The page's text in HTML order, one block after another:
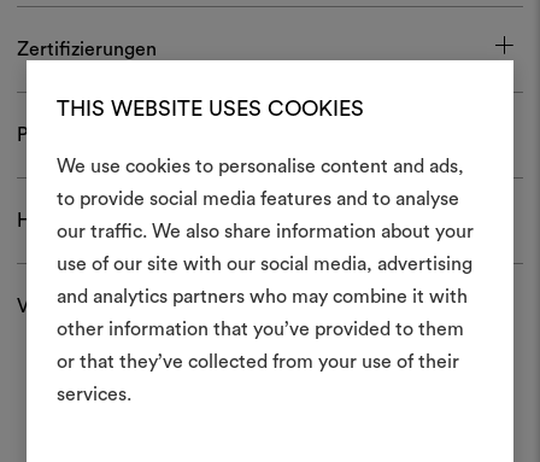
THIS WEBSITE USES COOKIES
We use cookies to personalise content and ads,
to provide social media features and to analyse
our traffic. We also share information about your
use of our site with our social media, advertising
and analytics partners who may combine it with
other information that you’ve provided to them
or that they’ve collected from your use of their
services.
Zertifizierungen
Pflege und Gebrauch
Herunterladen
Versand und Rücksendungen
Ein
erstellen
Ein interaktives Tool, mit
Ideen zum Leben
anderen teilen können,